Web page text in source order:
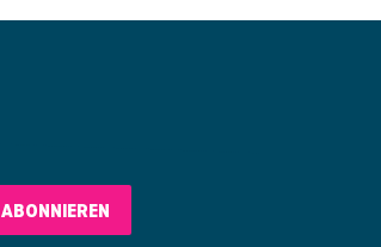
ABONNIEREN